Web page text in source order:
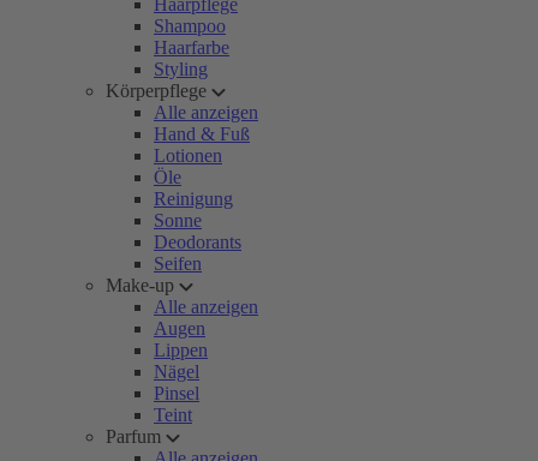
Haarpflege
Shampoo
Haarfarbe
Styling
Körperpflege
Alle anzeigen
Hand & Fuß
Lotionen
Öle
Reinigung
Sonne
Deodorants
Seifen
Make-up
Alle anzeigen
Augen
Lippen
Nägel
Pinsel
Teint
Parfum